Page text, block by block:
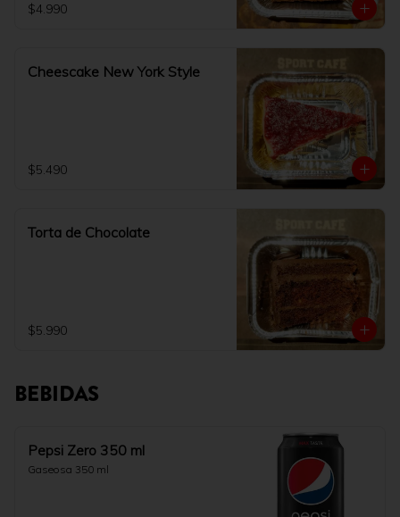
$4.990
Cheescake New York Style
$5.490
Torta de Chocolate
$5.990
BEBIDAS
Pepsi Zero 350 ml
Gaseosa 350 ml